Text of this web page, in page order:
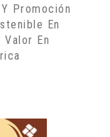
Promoción
En
Valor En